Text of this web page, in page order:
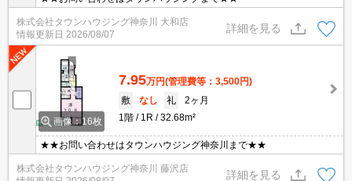
株式会社タウンハウジング神奈川 大和店
情報更新日 2026/08/07
詳細を見る
画像：16枚
7.95万円(管理費等：3,500円)
敷
なし 礼
2ヶ月
1階
1R 32.68m²
★★お問い合わせはタウンハウジング神奈川まで★★
株式会社タウンハウジング神奈川 藤沢店
詳細を見る